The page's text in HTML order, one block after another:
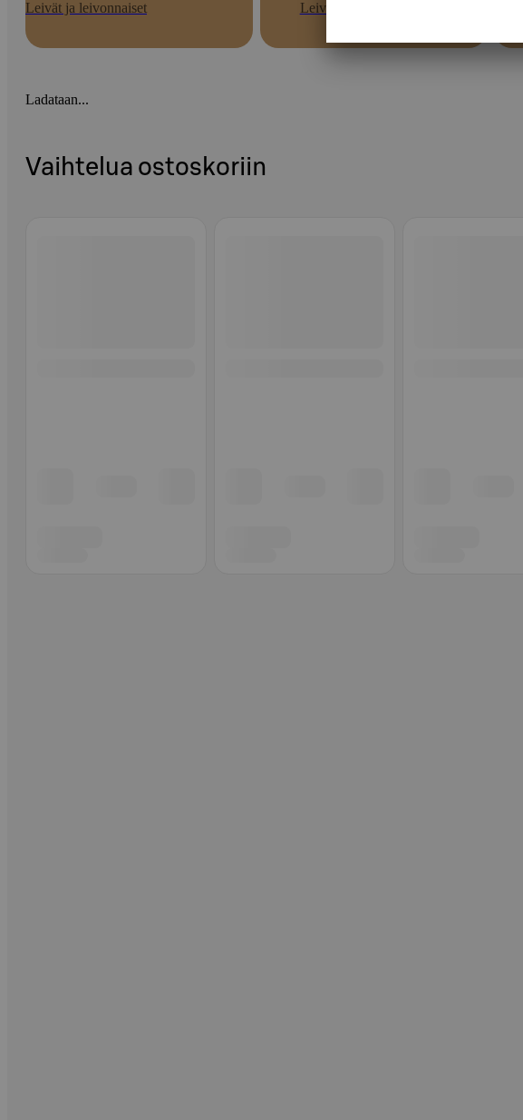
Leivät ja leivonnaiset Leivät
Ladataan...
Vaihtelua ostoskoriin